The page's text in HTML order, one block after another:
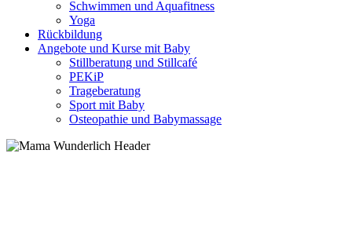
Schwimmen und Aquafitness
Yoga
Rückbildung
Angebote und Kurse mit Baby
Stillberatung und Stillcafé
PEKiP
Trageberatung
Sport mit Baby
Osteopathie und Babymassage